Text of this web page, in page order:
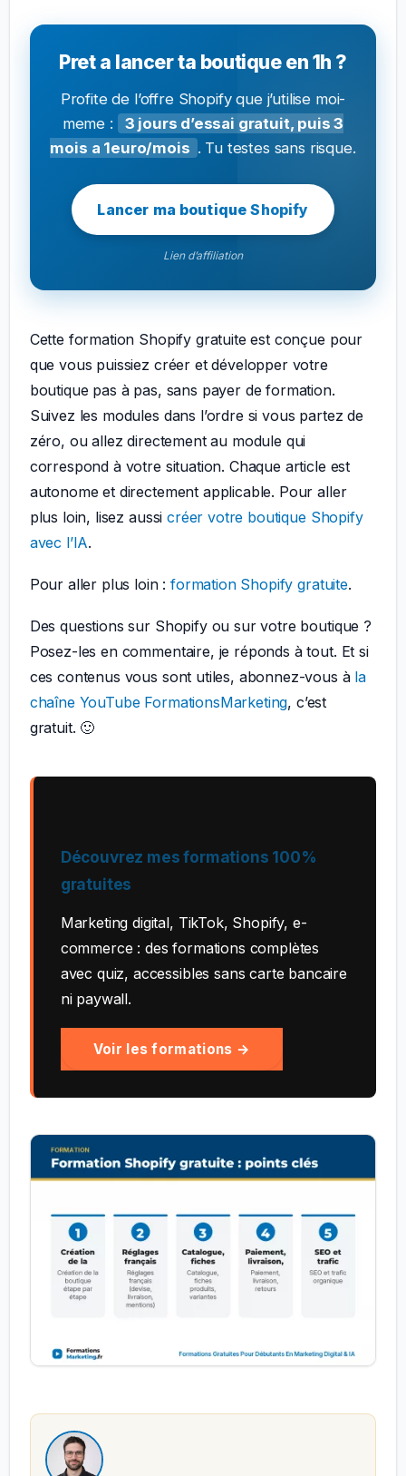
Pret a lancer ta boutique en 1h ?
Profite de l’offre Shopify que j’utilise moi-
meme :
3 jours d’essai gratuit, puis 3
mois a 1euro/mois . Tu testes sans risque.
Lancer ma boutique Shopify
Lien d’affiliation
Cette formation Shopify gratuite est conçue pour
que vous puissiez créer et développer votre
boutique pas à pas, sans payer de formation.
Suivez les modules dans l’ordre si vous partez de
zéro, ou allez directement au module qui
correspond à votre situation. Chaque article est
autonome et directement applicable. Pour aller
plus loin, lisez aussicréer votre boutique Shopify
avec l’IA.
Pour aller plus loin :formation Shopify gratuite.
Des questions sur Shopify ou sur votre boutique ?
Posez-les en commentaire, je réponds à tout. Et si
ces contenus vous sont utiles, abonnez-vous à la
chaîne YouTube FormationsMarketing, c’est
gratuit. 🙂
Découvrez mes formations 100%
gratuites
Marketing digital, TikTok, Shopify, e-
commerce : des formations complètes
avec quiz, accessibles sans carte bancaire
ni paywall.
Voir les formations →